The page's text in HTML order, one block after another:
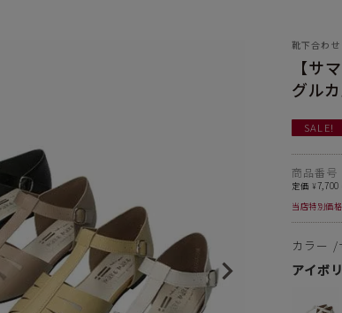
靴下合わ
【サ
グル
SALE!
商品番号
定価 ¥7,700
当店特別価格
カラー
アイボ
23.5cm L-24.0cm LL-24.5cm
ご遠慮いただいております。
ら探す